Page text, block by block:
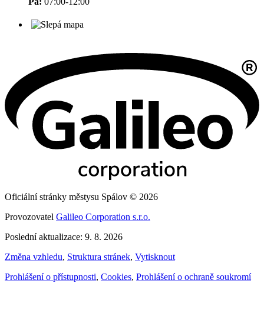
Oficiální stránky městysu Spálov © 2026
Provozovatel Galileo Corporation s.r.o.
Poslední aktualizace: 9. 8. 2026
Změna vzhledu, Struktura stránek, Vytisknout
Prohlášení o přístupnosti, Cookies, Prohlášení o ochraně soukromí